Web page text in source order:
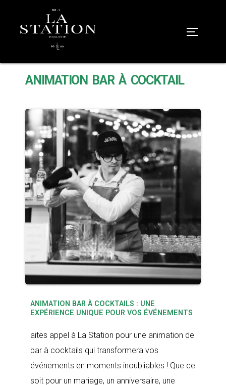
ANIMATION BAR À COCKTAIL
ANIMATION BAR À COCKTAILS : UNE
EXPÉRIENCE UNIQUE POUR VOS ÉVÉNEMENTS
aites appel à La Station pour une animation de
bar à cocktails qui transformera vos
événements en moments inoubliables ! Que ce
soit pour un mariage, un anniversaire, une